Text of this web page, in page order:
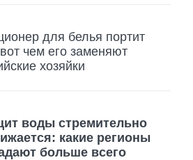
для белья портит
чем его заменяют
хозяйки
воды стремительно
какие регионы
больше всего